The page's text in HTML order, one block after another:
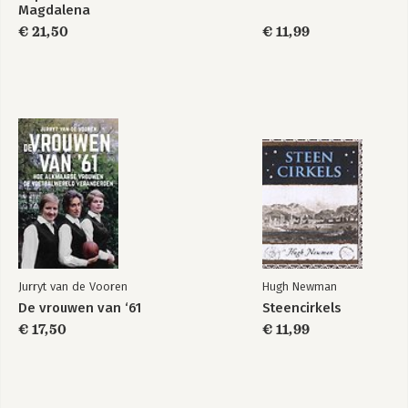
Magdalena
€ 21,50
€ 11,99
Jurryt van de Vooren
De vrouwen van ‘61
€ 17,50
Hugh Newman
Steencirkels
€ 11,99